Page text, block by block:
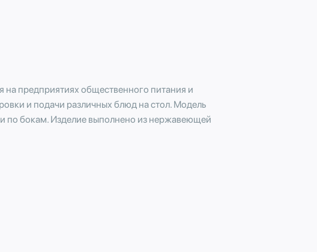
на предприятиях общественного питания и
и подачи различных блюд на стол. Модель
по бокам. Изделие выполнено из нержавеющей